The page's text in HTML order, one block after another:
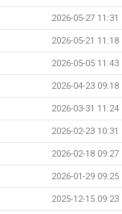
2026-05-27 11:31
2026-05-21 11:18
2026-05-05 11:43
2026-04-23 09:18
2026-03-31 11:24
2026-02-23 10:31
2026-02-18 09:27
2026-01-29 09:25
2025-12-15 09:23